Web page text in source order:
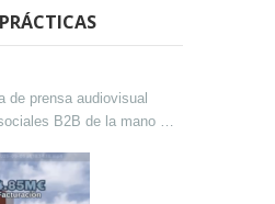
de prensa audiovisual
B2B de la mano de